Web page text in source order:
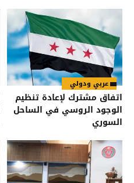
عربي ودولي
اتفاق مشترك لإعادة تنظيم
الوجود الروسي في الساحل
السوري